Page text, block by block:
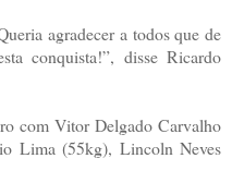
agradecer a todos que de
conquista!”, disse Ricardo
com Vitor Delgado Carvalho
Lima (55kg), Lincoln Neves